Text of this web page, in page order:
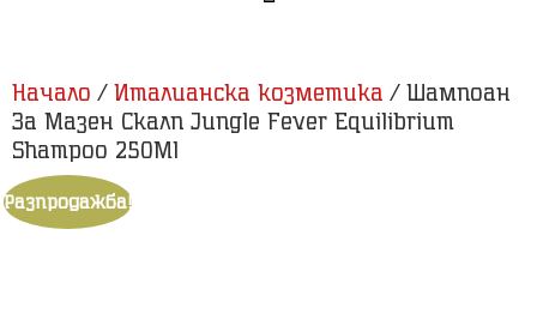
Начало / Италианска козметика / Шампоан
За Мазен Скалп Jungle Fever Equilibrium
Shampoo 250Ml
Разпродажба!